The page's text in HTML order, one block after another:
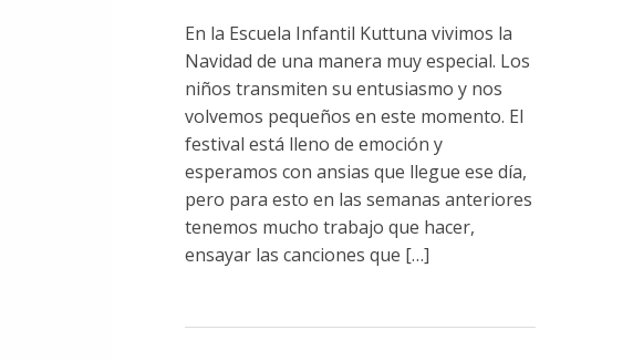
En la Escuela Infantil Kuttuna vivimos la
Navidad de una manera muy especial. Los
niños transmiten su entusiasmo y nos
volvemos pequeños en este momento. El
festival está lleno de emoción y
esperamos con ansias que llegue ese día,
pero para esto en las semanas anteriores
tenemos mucho trabajo que hacer,
ensayar las canciones que […]